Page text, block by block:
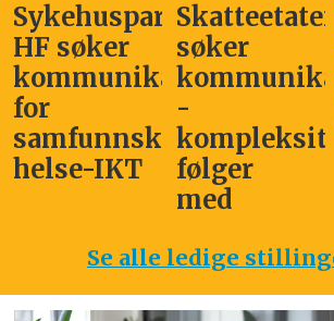
Sykehuspartner
HF søker
kommunikasjonssjef
for
samfunnskritisk
helse-IKT
søker
-
følger
med
Se alle ledige